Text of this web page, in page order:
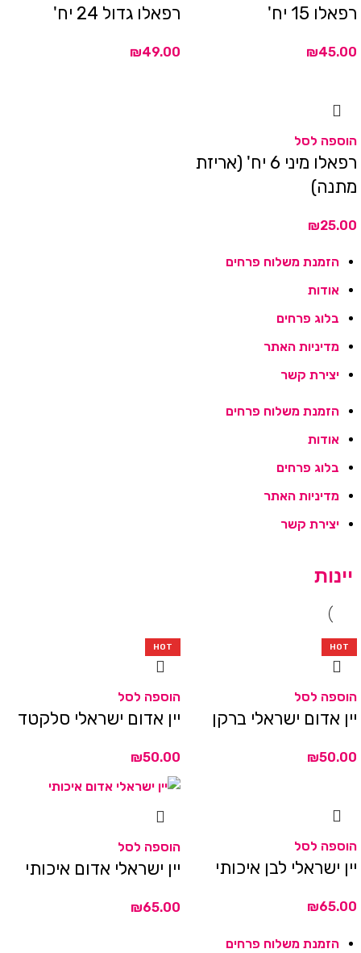
רפאלו 15 יח'
₪
רפאלו גדול 24 יח'
₪
הוספה לסל
רפאלו מיני 6 יח' (אריזת
מתנה)
₪
הזמנת משלוח פרחים
אודות
בלוג פרחים
מדיניות האתר
יצירת קשר
הזמנת משלוח פרחים
אודות
בלוג פרחים
מדיניות האתר
יצירת קשר
יינות
HOT
הוספה לסל
יין אדום ישראלי ברקן
₪
HOT
הוספה לסל
יין אדום ישראלי סלקטד
₪
HOT
הוספה לסל
יין ישראלי לבן איכותי
₪
HOT
הוספה לסל
יין ישראלי אדום איכותי
₪
הזמנת משלוח פרחים